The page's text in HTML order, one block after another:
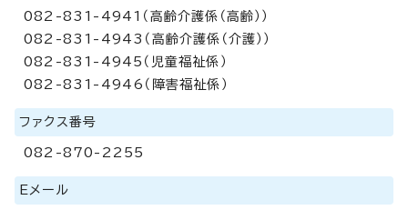
082-831-4941（高齢介護係（高齢））
082-831-4943（高齢介護係（介護））
082-831-4945（児童福祉係）
082-831-4946（障害福祉係）
ファクス番号
082-870-2255
Eメール